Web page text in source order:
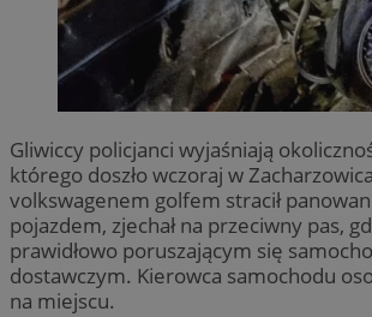
Gliwiccy policjanci wyjaśniają
którego doszło wczoraj w
volkswagenem golfem stracił
pojazdem, zjechał na przeciwny pas,
prawidłowo poruszającym się
dostawczym. Kierowca samochodu
na miejscu.